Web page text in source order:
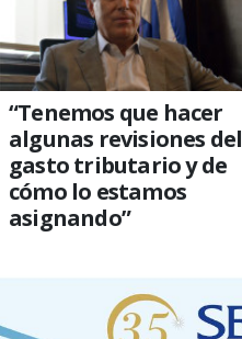
“Tenemos que hacer
algunas revisiones del
gasto tributario y de
cómo lo estamos
asignando”